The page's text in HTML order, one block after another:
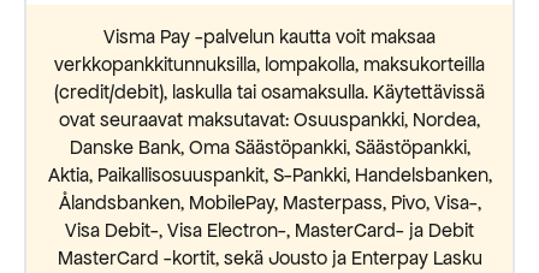
Visma Pay -palvelun kautta voit maksaa
verkkopankkitunnuksilla, lompakolla, maksukorteilla
(credit/debit), laskulla tai osamaksulla. Käytettävissä
ovat seuraavat maksutavat: Osuuspankki, Nordea,
Danske Bank, Oma Säästöpankki, Säästöpankki,
Aktia, Paikallisosuuspankit, S-Pankki, Handelsbanken,
Ålandsbanken, MobilePay, Masterpass, Pivo, Visa-,
Visa Debit-, Visa Electron-, MasterCard- ja Debit
MasterCard -kortit, sekä Jousto ja Enterpay Lasku